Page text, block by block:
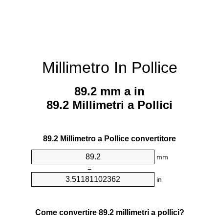
Millimetro In Pollice
89.2 mm a in
89.2 Millimetri a Pollici
89.2 Millimetro a Pollice convertitore
mm
=
in
Come convertire 89.2 millimetri a pollici?